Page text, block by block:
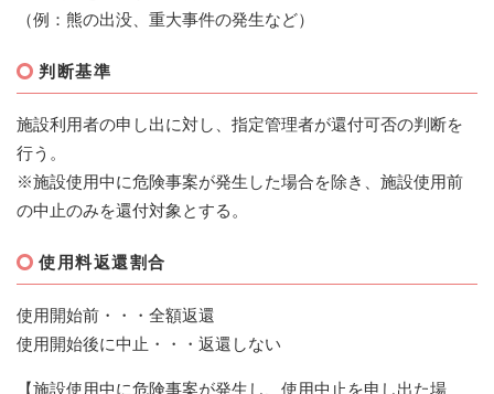
（例：熊の出没、重大事件の発生など）
判断基準
施設利用者の申し出に対し、指定管理者が還付可否の判断を
行う。
※施設使用中に危険事案が発生した場合を除き、施設使用前
の中止のみを還付対象とする。
使用料返還割合
使用開始前・・・全額返還
使用開始後に中止・・・返還しない
【施設使用中に危険事案が発生し、使用中止を申し出た場